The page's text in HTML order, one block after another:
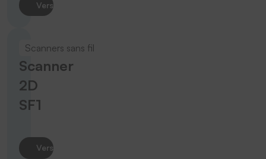
Vers le produit
Scanners sans fil
Scanner
2D
SF1
Vers le produit